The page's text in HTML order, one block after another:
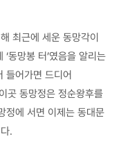
최근에 세운 동망각이
동망봉 터’였음을 알리는
들어가면 드디어
곳 동망정은 정순왕후를
정에 서면 이제는 동대문
.